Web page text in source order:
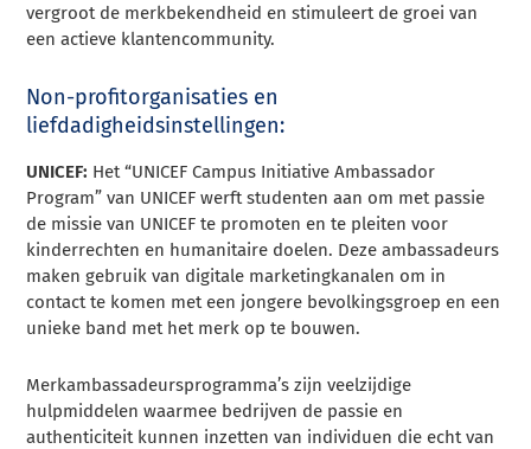
vergroot de merkbekendheid en stimuleert de groei van
een actieve klantencommunity.
Non-profitorganisaties en
liefdadigheidsinstellingen:
UNICEF: Het “UNICEF Campus Initiative Ambassador
Program” van UNICEF werft studenten aan om met passie
de missie van UNICEF te promoten en te pleiten voor
kinderrechten en humanitaire doelen. Deze ambassadeurs
maken gebruik van digitale marketingkanalen om in
contact te komen met een jongere bevolkingsgroep en een
unieke band met het merk op te bouwen.
Merkambassadeursprogramma’s zijn veelzijdige
hulpmiddelen waarmee bedrijven de passie en
authenticiteit kunnen inzetten van individuen die echt van